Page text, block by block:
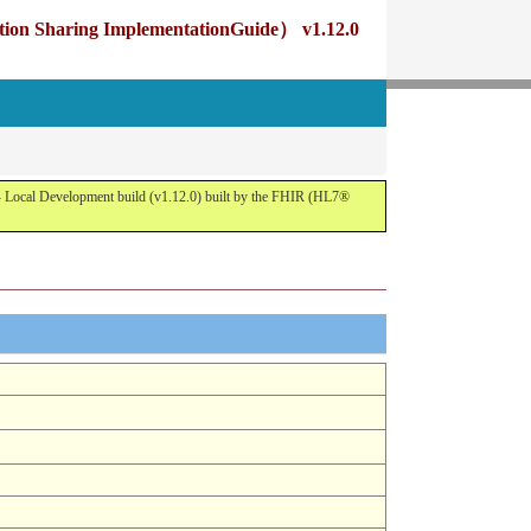
Sharing ImplementationGuide） v1.12.0
Development build (v1.12.0) built by the FHIR (HL7®